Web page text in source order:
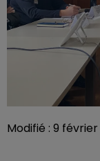
Modifié : 9